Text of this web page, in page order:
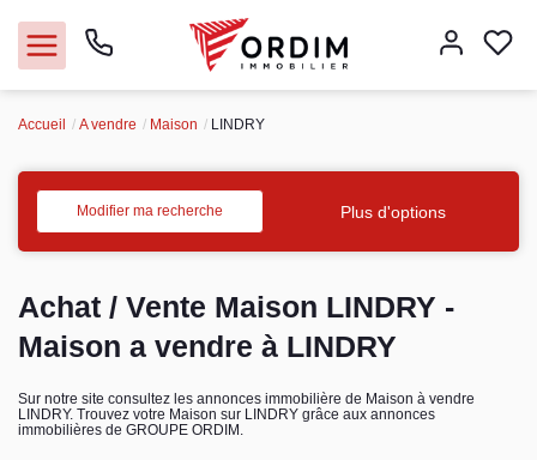
Acheter
Vendre
Immobilier pro
Accueil A vendre Maison LINDRY
Modifier ma recherche Plus d'options
Achat / Vente Maison LINDRY -
Maison a vendre à LINDRY
Sur notre site consultez les annonces immobilière de Maison à vendre
LINDRY. Trouvez votre Maison sur LINDRY grâce aux annonces
immobilières de GROUPE ORDIM.